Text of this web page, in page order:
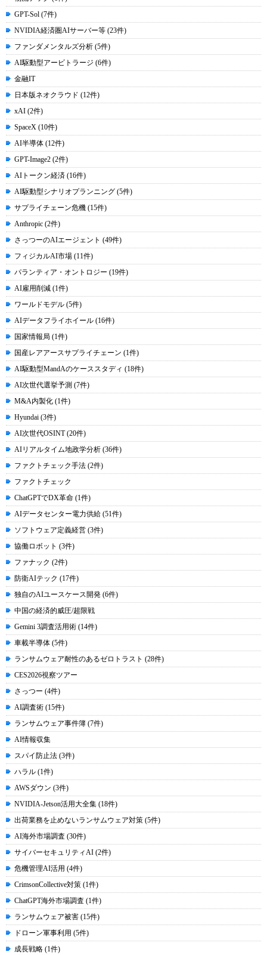
GPT-Sol (7件)
NVIDIA経済圏AIサーバー等 (23件)
ファンダメンタルズ分析 (5件)
AI駆動型アービトラージ (6件)
金融IT
日本版ネオクラウド (12件)
xAI (2件)
SpaceX (10件)
AI半導体 (12件)
GPT-Image2 (2件)
AIトークン経済 (16件)
AI駆動型シナリオプランニング (5件)
サプライチェーン危機 (15件)
Anthropic (2件)
さっつーのAIエージェント (49件)
フィジカルAI市場 (11件)
パランティア・オントロジー (19件)
AI雇用削減 (1件)
ワールドモデル (5件)
AIデータフライホイール (16件)
国家情報局 (1件)
国産レアアースサプライチェーン (1件)
AI駆動型MandAのケーススタディ (18件)
AI次世代選挙予測 (7件)
M&A内製化 (1件)
Hyundai (3件)
AI次世代OSINT (20件)
AIリアルタイム地政学分析 (36件)
ファクトチェック手法 (2件)
ファクトチェック
ChatGPTでDX革命 (1件)
AIデータセンター電力供給 (51件)
ソフトウェア定義経営 (3件)
協働ロボット (3件)
ファナック (2件)
防衛AIテック (17件)
独自のAIユースケース開発 (6件)
中国の経済的威圧/超限戦
Gemini 3調査活用術 (14件)
車載半導体 (5件)
ランサムウェア耐性のあるゼロトラスト (28件)
CES2026視察ツアー
さっつー (4件)
AI調査術 (15件)
ランサムウェア事件簿 (7件)
AI情報収集
スパイ防止法 (3件)
ハラル (1件)
AWSダウン (3件)
NVIDIA-Jetson活用大全集 (18件)
出荷業務を止めないランサムウェア対策 (5件)
AI海外市場調査 (30件)
サイバーセキュリティAI (2件)
危機管理AI活用 (4件)
CrimsonCollective対策 (1件)
ChatGPT海外市場調査 (1件)
ランサムウェア被害 (15件)
ドローン軍事利用 (5件)
成長戦略 (1件)